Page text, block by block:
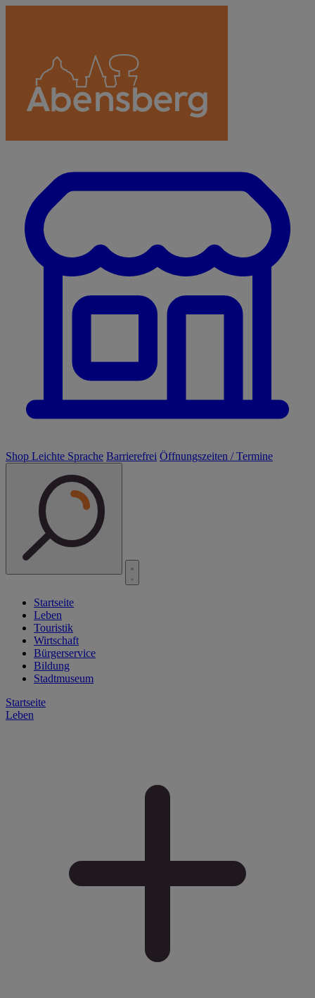
Shop Leichte Sprache Barrierefrei Öffnungszeiten / Termine
Startseite
Leben
Touristik
Wirtschaft
Bürgerservice
Bildung
Stadtmuseum
Startseite
Leben